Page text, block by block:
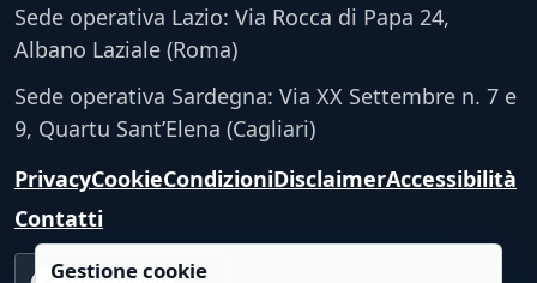
Sede operativa Lazio: Via Rocca di Papa 24,
Albano Laziale (Roma)
Sede operativa Sardegna: Via XX Settembre n. 7 e
9, Quartu Sant’Elena (Cagliari)
PrivacyCookieCondizioniDisclaimerAccessibilità
Contatti
Accessibilità
Gestione cookie